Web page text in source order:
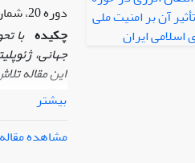
سوال فرضیه
تهدید های امریکا علیه روسیه
دوره 20، شماره 85، بهار 1393، صفحه
چکیده با
جهانی،
این مقاله
منافع و
فروپاشی
به ‌صرفه‌ترین
بیشتر
مشاهده مقاله